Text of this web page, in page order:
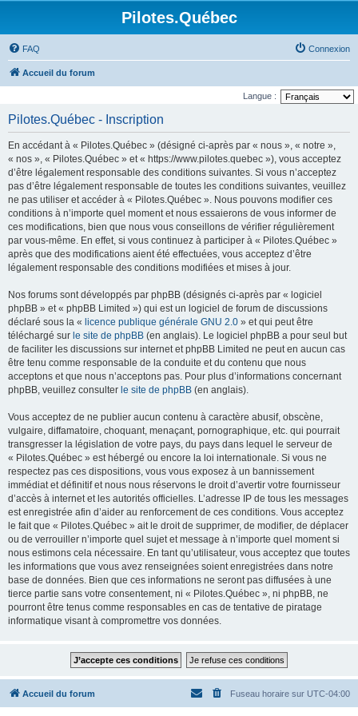
Pilotes.Québec
FAQ Connexion
Accueil du forum
Langue :
Pilotes.Québec - Inscription
En accédant à « Pilotes.Québec » (désigné ci-après par « nous », « notre »,
« nos », « Pilotes.Québec » et « https://www.pilotes.quebec »), vous acceptez
d’être légalement responsable des conditions suivantes. Si vous n’acceptez
pas d’être légalement responsable de toutes les conditions suivantes, veuillez
ne pas utiliser et accéder à « Pilotes.Québec ». Nous pouvons modifier ces
conditions à n’importe quel moment et nous essaierons de vous informer de
ces modifications, bien que nous vous conseillons de vérifier régulièrement
par vous-même. En effet, si vous continuez à participer à « Pilotes.Québec »
après que des modifications aient été effectuées, vous acceptez d’être
légalement responsable des conditions modifiées et mises à jour.
Nos forums sont développés par phpBB (désignés ci-après par « logiciel
phpBB » et « phpBB Limited ») qui est un logiciel de forum de discussions
déclaré sous la « licence publique générale GNU 2.0 » et qui peut être
téléchargé sur le site de phpBB (en anglais). Le logiciel phpBB a pour seul but
de faciliter les discussions sur internet et phpBB Limited ne peut en aucun cas
être tenu comme responsable de la conduite et du contenu que nous
acceptons et que nous n’acceptons pas. Pour plus d’informations concernant
phpBB, veuillez consulter le site de phpBB (en anglais).
Vous acceptez de ne publier aucun contenu à caractère abusif, obscène,
vulgaire, diffamatoire, choquant, menaçant, pornographique, etc. qui pourrait
transgresser la législation de votre pays, du pays dans lequel le serveur de
« Pilotes.Québec » est hébergé ou encore la loi internationale. Si vous ne
respectez pas ces dispositions, vous vous exposez à un bannissement
immédiat et définitif et nous nous réservons le droit d’avertir votre fournisseur
d’accès à internet et les autorités officielles. L’adresse IP de tous les messages
est enregistrée afin d’aider au renforcement de ces conditions. Vous acceptez
le fait que « Pilotes.Québec » ait le droit de supprimer, de modifier, de déplacer
ou de verrouiller n’importe quel sujet et message à n’importe quel moment si
nous estimons cela nécessaire. En tant qu’utilisateur, vous acceptez que toutes
les informations que vous avez renseignées soient enregistrées dans notre
base de données. Bien que ces informations ne seront pas diffusées à une
tierce partie sans votre consentement, ni « Pilotes.Québec », ni phpBB, ne
pourront être tenus comme responsables en cas de tentative de piratage
informatique visant à compromettre vos données.
Accueil du forum Fuseau horaire sur UTC-04:00